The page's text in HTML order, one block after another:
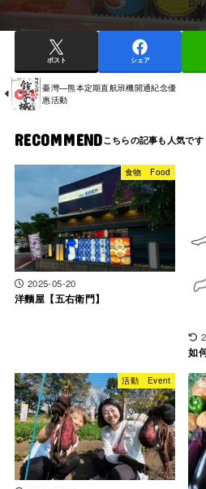
ポスト シェア
臺灣—熊本定期直航班機開通紀念優
惠活動
RECOMMEND
食物 Food
2025-05-20
洋麵屋【五右衛門】
如
活動 Event